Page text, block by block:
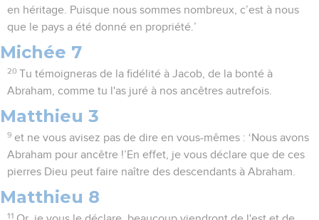
en héritage. Puisque nous sommes nombreux, c’est à nous
que le pays a été donné en propriété.’
Michée 7
20 Tu témoigneras de la fidélité à Jacob, de la bonté à
Abraham, comme tu l'as juré à nos ancêtres autrefois.
Matthieu 3
9 et ne vous avisez pas de dire en vous-mêmes : ‘Nous avons
Abraham pour ancêtre !’En effet, je vous déclare que de ces
pierres Dieu peut faire naître des descendants à Abraham.
Matthieu 8
11